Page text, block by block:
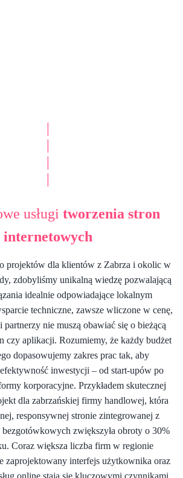
|
|
|
|
usługi tworzenia stron
internetowych
projektów dla klientów z Zabrza i okolic w
zdobyliśmy unikalną wiedzę pozwalającą
idealnie odpowiadające lokalnym
techniczne, zawsze wliczone w cenę,
partnerzy nie muszą obawiać się o bieżącą
czy aplikacji. Rozumiemy, że każdy budżet
dopasowujemy zakres prac tak, aby
inwestycji – od start-upów po
korporacyjne. Przykładem skutecznej
dla zabrzańskiej firmy handlowej, która
responsywnej stronie zintegrowanej z
bezgotówkowych zwiększyła obroty o 30%
Coraz większa liczba firm w regionie
zaprojektowany interfejs użytkownika oraz
online stają się kluczowymi czynnikami